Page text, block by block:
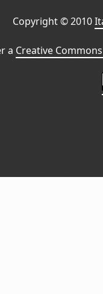
Copyright © 2010
a Creative